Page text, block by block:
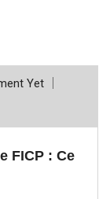
Yet
FICP : Ce